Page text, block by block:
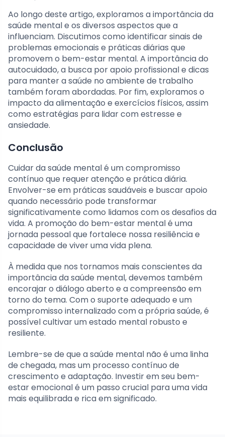
Ao longo deste artigo, exploramos a importância da
saúde mental e os diversos aspectos que a
influenciam. Discutimos como identificar sinais de
problemas emocionais e práticas diárias que
promovem o bem-estar mental. A importância do
autocuidado, a busca por apoio profissional e dicas
para manter a saúde no ambiente de trabalho
também foram abordadas. Por fim, exploramos o
impacto da alimentação e exercícios físicos, assim
como estratégias para lidar com estresse e
ansiedade.
Conclusão
Cuidar da saúde mental é um compromisso
contínuo que requer atenção e prática diária.
Envolver-se em práticas saudáveis e buscar apoio
quando necessário pode transformar
significativamente como lidamos com os desafios da
vida. A promoção do bem-estar mental é uma
jornada pessoal que fortalece nossa resiliência e
capacidade de viver uma vida plena.
À medida que nos tornamos mais conscientes da
importância da saúde mental, devemos também
encorajar o diálogo aberto e a compreensão em
torno do tema. Com o suporte adequado e um
compromisso internalizado com a própria saúde, é
possível cultivar um estado mental robusto e
resiliente.
Lembre-se de que a saúde mental não é uma linha
de chegada, mas um processo contínuo de
crescimento e adaptação. Investir em seu bem-
estar emocional é um passo crucial para uma vida
mais equilibrada e rica em significado.